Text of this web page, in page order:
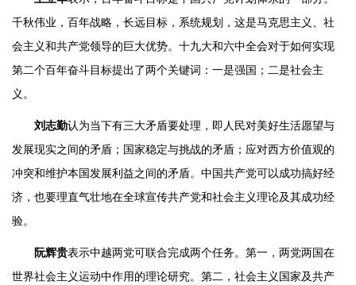
千秋伟业，百年战略，长远目标，系统规划，这是马克思主义、社
会主义和共产党领导的巨大优势。十九大和六中全会对于如何实现
第二个百年奋斗目标提出了两个关键词：一是强国；二是社会主
义。
刘志勤认为当下有三大矛盾要处理，即人民对美好生活愿望与
发展现实之间的矛盾；国家稳定与挑战的矛盾；应对西方价值观的
冲突和维护本国发展利益之间的矛盾。中国共产党可以成功搞好经
济，也要理直气壮地在全球宣传共产党和社会主义理论及其成功经
验。
阮辉贵表示中越两党可联合完成两个任务。第一，两党两国在
世界社会主义运动中作用的理论研究。第二，社会主义国家及共产